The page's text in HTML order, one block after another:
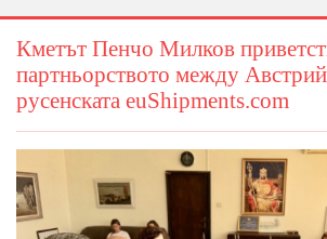
Кметът Пенчо Милков
партньорството между
русенската euShipments.com